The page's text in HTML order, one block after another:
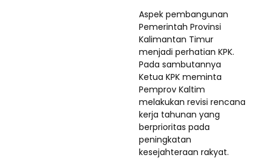
Aspek pembangunan
Pemerintah Provinsi
Kalimantan Timur
menjadi perhatian KPK.
Pada sambutannya
Ketua KPK meminta
Pemprov Kaltim
melakukan revisi rencana
kerja tahunan yang
berprioritas pada
peningkatan
kesejahteraan rakyat.